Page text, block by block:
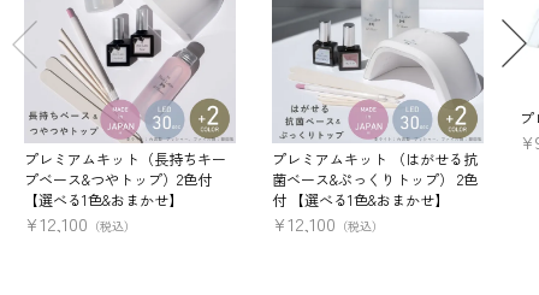
プレミアムキット（長持ちキー
プベース&つやトップ）2色付
【選べる1色&おまかせ】
¥12,100 （税込）
プレミアムキット （はがせる抗
菌ベース&ぷっくりトップ） 2色
付 【選べる1色&おまかせ】
¥12,100 （税込）
¥